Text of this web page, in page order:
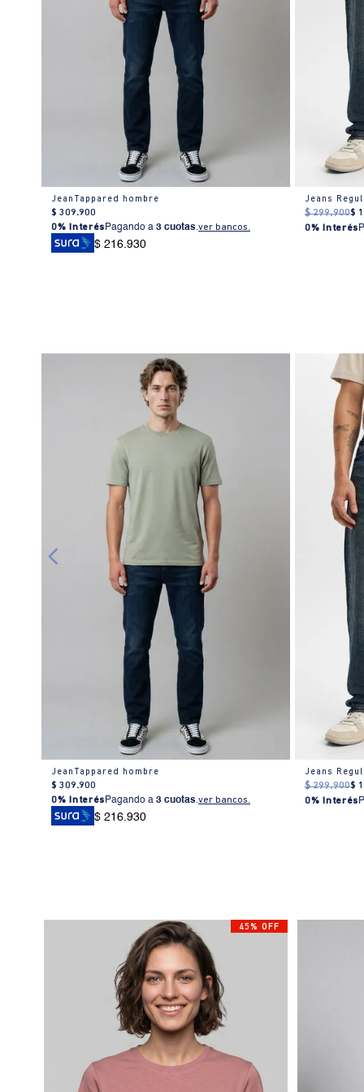
JeanTappared hombre
$ 309.900
0% Interés Pagando a3 cuotas.ver bancos.
$ 216.930
Jeans
$ 299.900$
0% Interés
JeanTappared hombre
$ 309.900
0% Interés Pagando a3 cuotas.ver bancos.
$ 216.930
Jeans
$ 299.900$
0% Interés
45% OFF